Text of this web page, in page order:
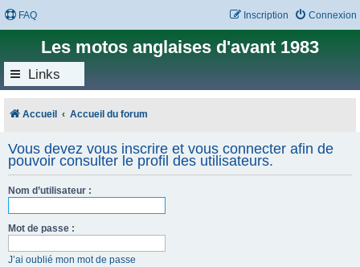
FAQ Connexion
Inscription
Les motos anglaises d'avant 1983
Links
Accueil Accueil du forum
Vous devez vous inscrire et vous connecter afin de
pouvoir consulter le profil des utilisateurs.
Nom d’utilisateur :
Mot de passe :
J’ai oublié mon mot de passe